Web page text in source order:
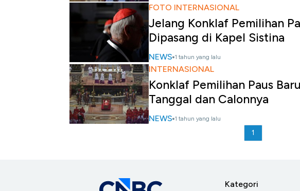
FOTO INTERNASIONAL
Jelang Konklaf Pemilihan
Dipasang di Kapel Sistina
NEWS 1 tahun yang lalu
INTERNASIONAL
Konklaf Pemilihan Paus
Tanggal dan Calonnya
NEWS 1 tahun yang lalu
1
Kategori